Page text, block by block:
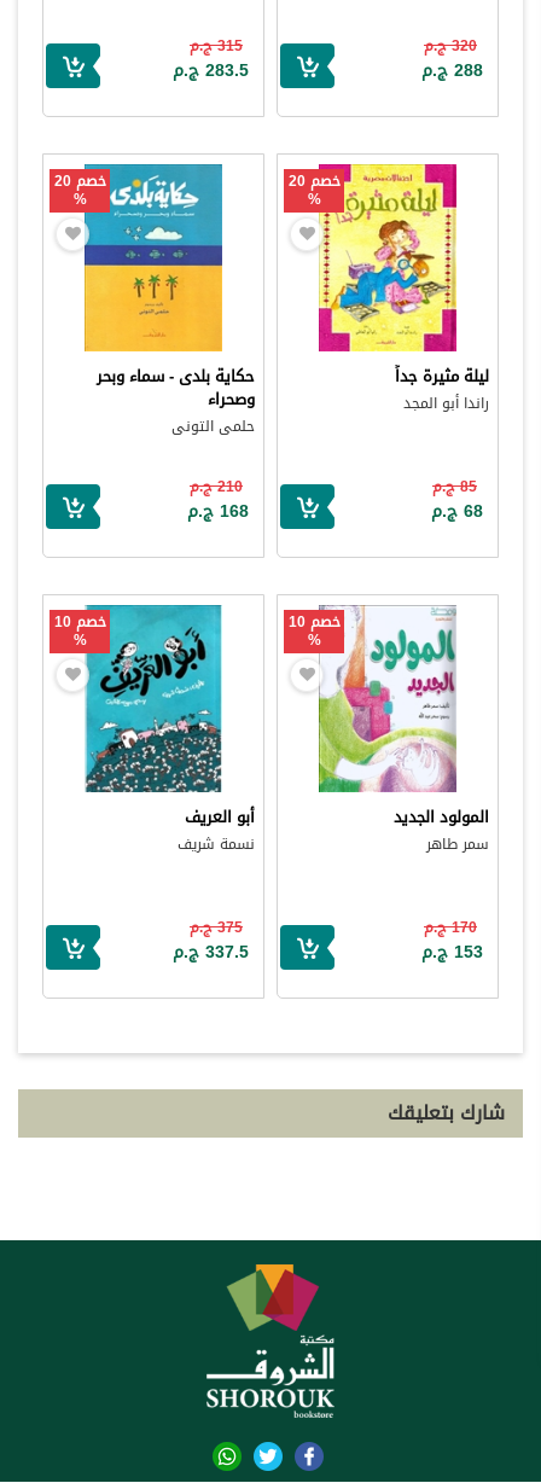
320 ج.م
288 ج.م
315 ج.م
283.5 ج.م
خصم 20
%
ليلة مثيرة جداً
راندا أبو المجد
85 ج.م
68 ج.م
خصم 20
%
حكاية بلدى - سماء وبحر
وصحراء
حلمى التونى
210 ج.م
168 ج.م
خصم 10
%
المولود الجديد
سمر طاهر
170 ج.م
153 ج.م
خصم 10
%
أبو العريف
نسمة شريف
375 ج.م
337.5 ج.م
شارك بتعليقك